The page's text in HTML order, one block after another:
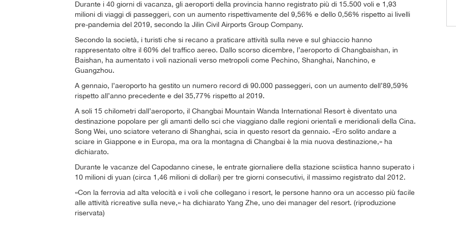
Durante i 40 giorni di vacanza, gli aeroporti della provincia hanno registrato più di 15.500 voli e 1,93
milioni di viaggi di passeggeri, con un aumento rispettivamente del 9,56% e dello 0,56% rispetto ai livelli
pre-pandemia del 2019, secondo la Jilin Civil Airports Group Company.
Secondo la società, i turisti che si recano a praticare attività sulla neve e sul ghiaccio hanno
rappresentato oltre il 60% del traffico aereo. Dallo scorso dicembre, l’aeroporto di Changbaishan, in
Baishan, ha aumentato i voli nazionali verso metropoli come Pechino, Shanghai, Nanchino, e
Guangzhou.
A gennaio, l’aeroporto ha gestito un numero record di 90.000 passeggeri, con un aumento dell’89,59%
rispetto all’anno precedente e del 35,77% rispetto al 2019.
A soli 15 chilometri dall’aeroporto, il Changbai Mountain Wanda International Resort è diventato una
destinazione popolare per gli amanti dello sci che viaggiano dalle regioni orientali e meridionali della Cina.
Song Wei, uno sciatore veterano di Shanghai, scia in questo resort da gennaio. «Ero solito andare a
sciare in Giappone e in Europa, ma ora la montagna di Changbai è la mia nuova destinazione,» ha
dichiarato.
Durante le vacanze del Capodanno cinese, le entrate giornaliere della stazione sciistica hanno superato i
10 milioni di yuan (circa 1,46 milioni di dollari) per tre giorni consecutivi, il massimo registrato dal 2012.
«Con la ferrovia ad alta velocità e i voli che collegano i resort, le persone hanno ora un accesso più facile
alle attività ricreative sulla neve,» ha dichiarato Yang Zhe, uno dei manager del resort. (riproduzione
riservata)